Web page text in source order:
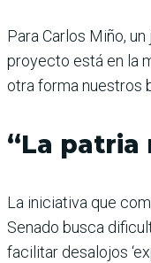
Para Carlos Miño,
proyecto está en la
otra forma nuestros
“La patria
La iniciativa que
Senado busca
facilitar desalojos